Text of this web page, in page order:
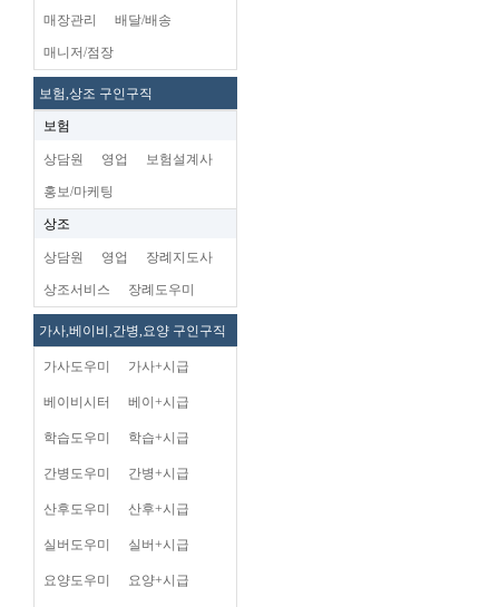
매장관리 배달/배송
매니저/점장
보험,상조 구인구직
보험
상담원 영업 보험설계사
홍보/마케팅
상조
상담원 영업 장례지도사
상조서비스 장례도우미
가사,베이비,간병,요양 구인구직
가사도우미 가사+시급
베이비시터 베이+시급
학습도우미 학습+시급
간병도우미 간병+시급
산후도우미 산후+시급
실버도우미 실버+시급
요양도우미 요양+시급